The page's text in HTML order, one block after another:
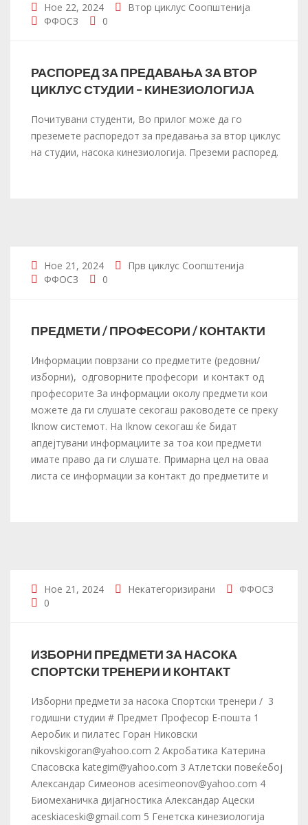
Ное 22, 2024 Втор циклус Соопштенија
ФФОСЗ
0
РАСПОРЕД ЗА ПРЕДАВАЊА ЗА ВТОР
ЦИКЛУС СТУДИИ – КИНЕЗИОЛОГИЈА
Почитувани студенти, Во прилог може да го
преземете распоредот за предавања за втор циклус
на студии, насока кинезиологија. Преземи распоред.
Ное 21, 2024 Прв циклус Соопштенија
ФФОСЗ
0
ПРЕДМЕТИ / ПРОФЕСОРИ / КОНТАКТИ
Информации поврзани со предметите (редовни/
изборни), одговорните професори и контакт од
професорите За информации околу предмети кои
можете да ги слушате секогаш раководете се преку
Iknow системот. На Iknow секогаш ќе бидат
апдејтувани информациите за тоа кои предмети
имате право да ги слушате. Примарна цел на оваа
листа се информации за контакт до предметите и
Ное 21, 2024 Некатегоризирани
ФФОСЗ
0
ИЗБОРНИ ПРЕДМЕТИ ЗА НАСОКА
СПОРТСКИ ТРЕНЕРИ И КОНТАКТ
Изборни предмети за насока Спортски тренери / 3
годишни студии # Предмет Професор Е-пошта 1
Аеробик и пилатес Горан Никовски
nikovskigoran@yahoo.com 2 Акробатика Катерина
Спасовска kategim@yahoo.com 3 Атлетски повеќебој
Александар Симеонов acesimeonov@yahoo.com 4
Биомеханичка дијагностика Александар Ацески
aceskiaceski@gmail.com 5 Генетска кинезиологија